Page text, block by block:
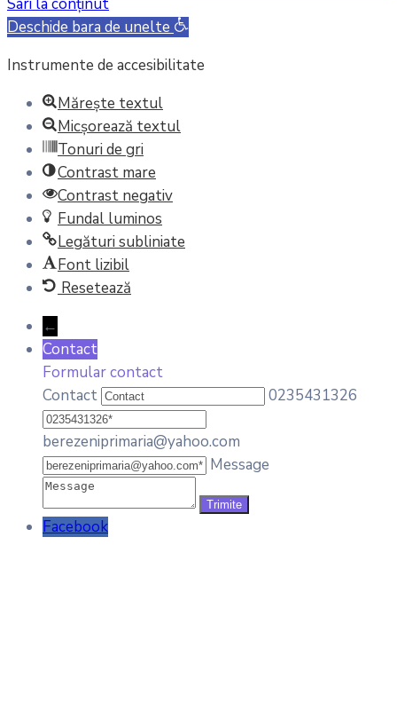
Sari la conținut
Deschide bara de unelte
Instrumente de accesibilitate
Mărește textul
Micșorează textul
Tonuri de gri
Contrast mare
Contrast negativ
Fundal luminos
Legături subliniate
Font lizibil
Resetează
←
Contact
Formular contact
Contact
0235431326
berezeniprimaria@yahoo.com
Message
Facebook